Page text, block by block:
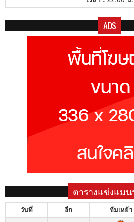
ADS
ตารางแข่งแมน
วันที่ ลีก ทีมเหย้า